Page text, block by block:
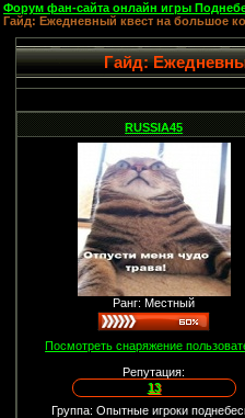
Форум фан-сайта онлайн игры
Гайд: Ежедневный квест на большое
Гайд:
RUSSIA45
Ранг: Местный
Посмотреть снаряжение
Репутация:
13
Группа: Опытные игроки